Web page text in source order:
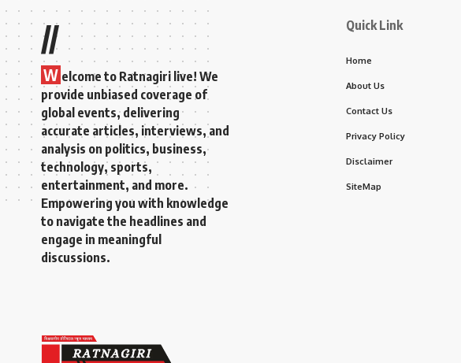
//
W elcome to Ratnagiri live! We
provide unbiased coverage of
global events, delivering
accurate articles, interviews, and
analysis on politics, business,
technology, sports,
entertainment, and more.
Empowering you with knowledge
to navigate the headlines and
engage in meaningful
discussions.
Quick Link
Home
About Us
Contact Us
Privacy Policy
Disclaimer
SiteMap